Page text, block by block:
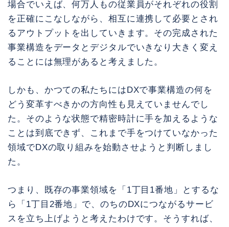
場合でいえば、何万人もの従業員がそれぞれの役割
を正確にこなしながら、相互に連携して必要とされ
るアウトプットを出していきます。その完成された
事業構造をデータとデジタルでいきなり大きく変え
ることには無理があると考えました。
しかも、かつての私たちにはDXで事業構造の何を
どう変革すべきかの方向性も見えていませんでし
た。そのような状態で精密時計に手を加えるような
ことは到底できず、これまで手をつけていなかった
領域でDXの取り組みを始動させようと判断しまし
た。
つまり、既存の事業領域を「1丁目1番地」とするな
ら「1丁目2番地」で、のちのDXにつながるサービ
スを立ち上げようと考えたわけです。そうすれば、